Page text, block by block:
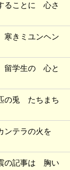
ることに 心さ
きミユンヘン
留学生の 心と
の兎 たちまち
ンテラの火を
の記事は 胸い